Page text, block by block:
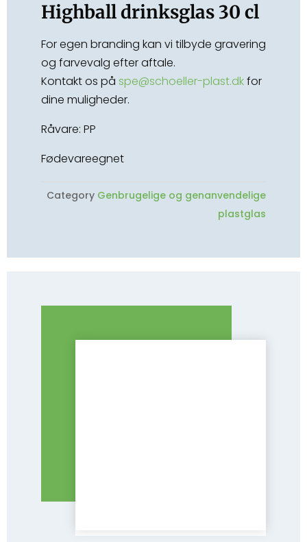
Highball drinksglas 30 cl
For egen branding kan vi tilbyde gravering
og farvevalg efter aftale.
Kontakt os på spe@schoeller-plast.dkfor
dine muligheder.
Råvare: PP
Fødevareegnet
Category Genbrugelige og genanvendelige
plastglas